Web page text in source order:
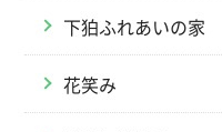
下狛ふれあいの家
花笑み